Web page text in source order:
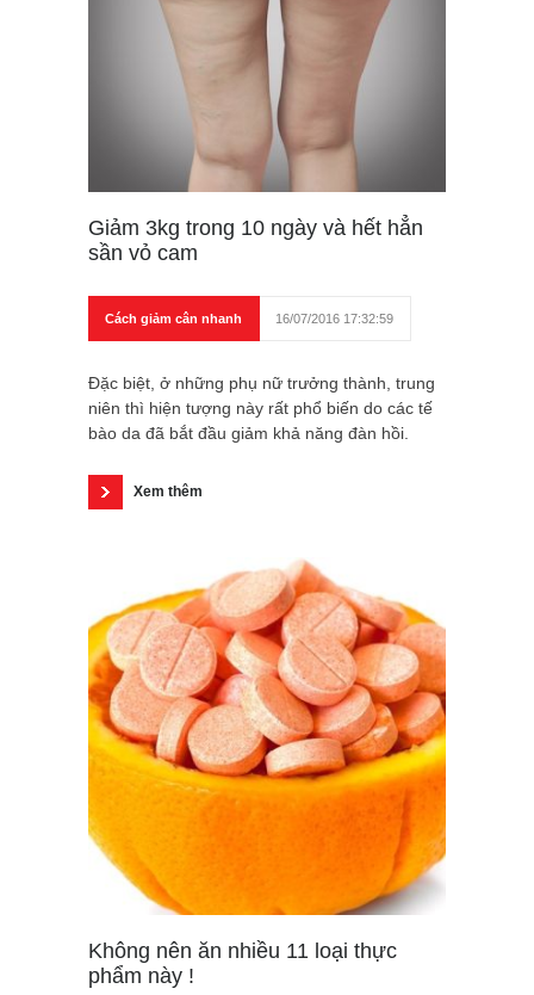
Giảm 3kg trong 10 ngày và hết hẳn
sần vỏ cam
Cách giảm cân nhanh 16/07/2016 17:32:59
Đặc biệt, ở những phụ nữ trưởng thành, trung
niên thì hiện tượng này rất phổ biến do các tế
bào da đã bắt đầu giảm khả năng đàn hồi.
Xem thêm
Không nên ăn nhiều 11 loại thực
phẩm này !